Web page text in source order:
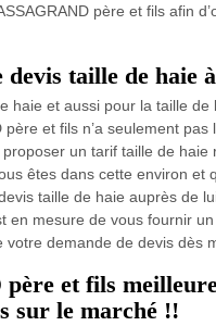
père et fils afin
devis taille de haie
haie et aussi pour la taille
et fils n’a seulement
un tarif taille de
êtes dans cette environ
taille de haie auprès de
en mesure de vous fournir
demande de devis dès
et fils
sur le marché !!